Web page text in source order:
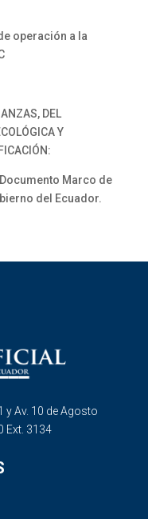
operación a la
DEL
Y
Marco de
del Ecuador.
y Av. 10 de Agosto
Ext. 3134